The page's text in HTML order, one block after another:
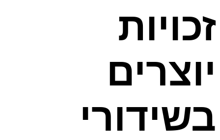
זכויות
יוצרים
בשידורי